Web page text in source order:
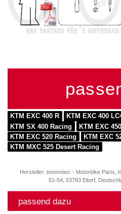
KTM EXC 400 R
KTM EXC 400
KTM SX 400 Racing
KTM EXC
KTM EXC 520 Racing
KTM EXC
KTM MXC 525 Desert Racing
Hersteller: tommotec - Motorbike Parts,
51-54, 53783 Eitorf,
passend dazu